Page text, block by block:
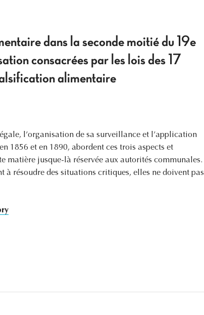
dans la seconde moitié du 19e
consacrées par les lois des 17
alimentaire
l’organisation de sa surveillance et l’application
1856 et en 1890, abordent ces trois aspects et
matière jusque-là réservée aux autorités communales.
à résoudre des situations critiques, elles ne doivent pas